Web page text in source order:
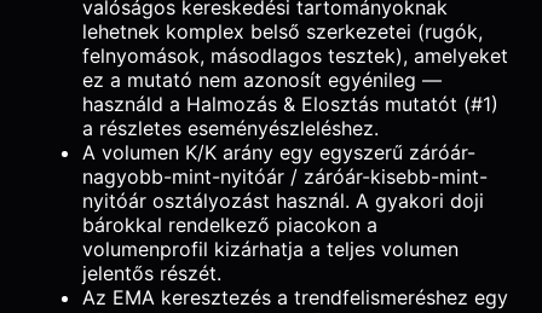
valóságos kereskedési tartományoknak
lehetnek komplex belső szerkezetei (rugók,
felnyomások, másodlagos tesztek), amelyeket
ez a mutató nem azonosít egyénileg —
használd a Halmozás & Elosztás mutatót (#1)
a részletes eseményészleléshez.
A volumen K/K arány egy egyszerű záróár-
nagyobb-mint-nyitóár / záróár-kisebb-mint-
nyitóár osztályozást használ. A gyakori doji
bárokkal rendelkező piacokon a
volumenprofil kizárhatja a teljes volumen
jelentős részét.
Az EMA keresztezés a trendfelismeréshez egy